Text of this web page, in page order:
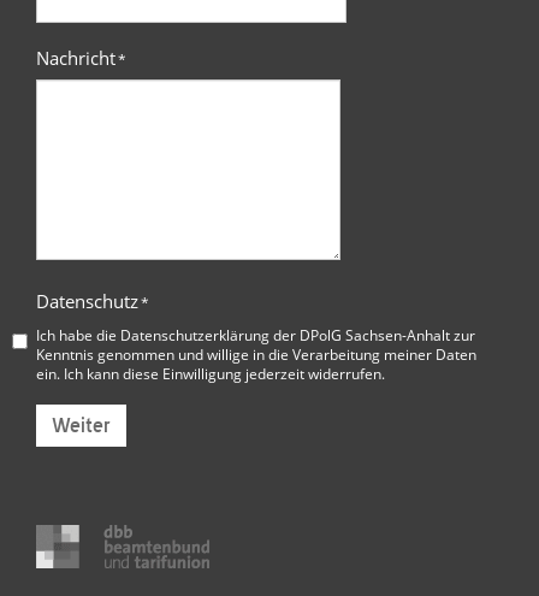
Nachricht*
Datenschutz*
Ich habe die Datenschutzerklärung der DPolG Sachsen-Anhaltzur
Kenntnis genommen und willige in die Verarbeitung meiner Daten
ein. Ich kann diese Einwilligung jederzeit widerrufen.
Weiter